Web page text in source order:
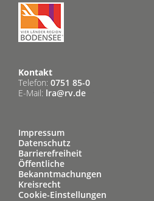
Kontakt
Telefon: 0751 85-0
E-Mail: lra@rv.de
Impressum
Datenschutz
Barrierefreiheit
Öffentliche
Bekanntmachungen
Kreisrecht
Cookie-Einstellungen